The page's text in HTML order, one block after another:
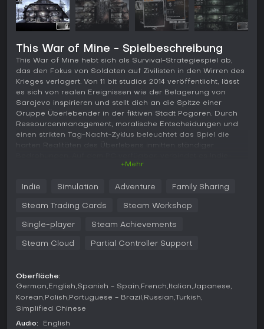
This War of Mine - Spielbeschreibung
This War of Mine hebt sich als Survival-Strategiespiel ab,
das den Fokus von Soldaten auf Zivilisten in den Wirren des
Krieges verlagert. Von 11 bit studios 2014 veröffentlicht, lässt
es sich von realen Ereignissen wie der Belagerung von
Sarajevo inspirieren und stellt dich an die Spitze einer
Gruppe Überlebender in der fiktiven Stadt Pogoren. Durch
Ressourcenmanagement, moralische Entscheidungen und
einen strikten Tag-Nacht-Zyklus beleuchtet das Spiel die
harten Realitäten des Überlebens inmitten ständiger
Simulation mit Adventure-Elementen zu einem Erlebnis, das
die Verwaltung eines Schutzbunkers und seiner Bewohner
Gruppe Zivilisten, die jeweils einzigartige Eigenschaften
Ressourcen für Mahlzeiten, während einer mit
Kampferfahrung riskante Begegnungen besser meistert.
Tagsüber sind Ausflüge wegen Scharfschützenfeuer tabu,
daher widmest du dich Indoor-Aktivitäten wie dem Basteln
+Mehr
Indie Simulation Adventure Family Sharing
Steam Trading Cards Steam Workshop
Single-player Steam Achievements
Steam Cloud Partial Controller Support
Oberfläche:
German English Spanish - Spain French Italian Japanese
Korean Polish Portuguese - Brazil Russian
Turkish
Simplified Chinese
Audio:
English